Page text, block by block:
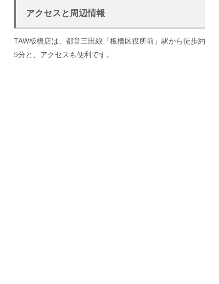
アクセスと周辺情報
TAW板橋店は、都営三田線「板橋区役所前」駅から徒歩約
5分と、アクセスも便利です。